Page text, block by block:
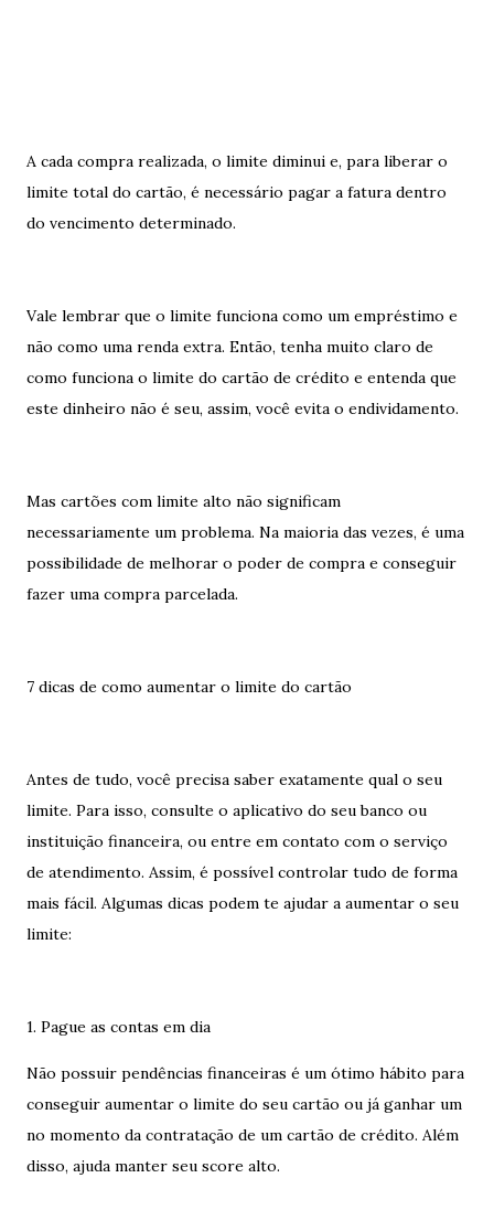
A cada compra realizada, o limite diminui e, para liberar o
limite total do cartão, é necessário pagar a fatura dentro
do vencimento determinado.
Vale lembrar que o limite funciona como um empréstimo e
não como uma renda extra. Então, tenha muito claro de
como funciona o limite do cartão de crédito e entenda que
este dinheiro não é seu, assim, você evita o endividamento.
Mas cartões com limite alto não significam
necessariamente um problema. Na maioria das vezes, é uma
possibilidade de melhorar o poder de compra e conseguir
fazer uma compra parcelada.
7 dicas de como aumentar o limite do cartão
Antes de tudo, você precisa saber exatamente qual o seu
limite. Para isso, consulte o aplicativo do seu banco ou
instituição financeira, ou entre em contato com o serviço
de atendimento. Assim, é possível controlar tudo de forma
mais fácil. Algumas dicas podem te ajudar a aumentar o seu
limite:
1. Pague as contas em dia
Não possuir pendências financeiras é um ótimo hábito para
conseguir aumentar o limite do seu cartão ou já ganhar um
no momento da contratação de um cartão de crédito. Além
disso, ajuda manter seu score alto.